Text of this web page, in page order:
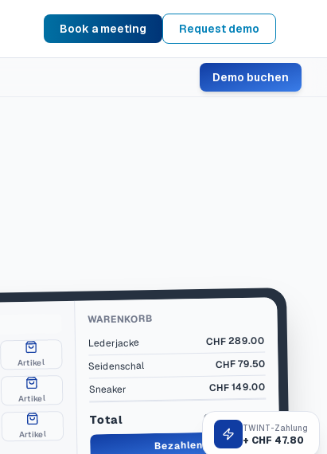
Book a meeting Request demo
Demo buchen
Artikel
Artikel
Artikel
WARENKORB
Lederjacke CHF289.00
Seidenschal CHF79.50
Sneaker CHF149.00
Total CHF 517.50
Bezahlen
TWINT-Zahlung
+ CHF 47.80